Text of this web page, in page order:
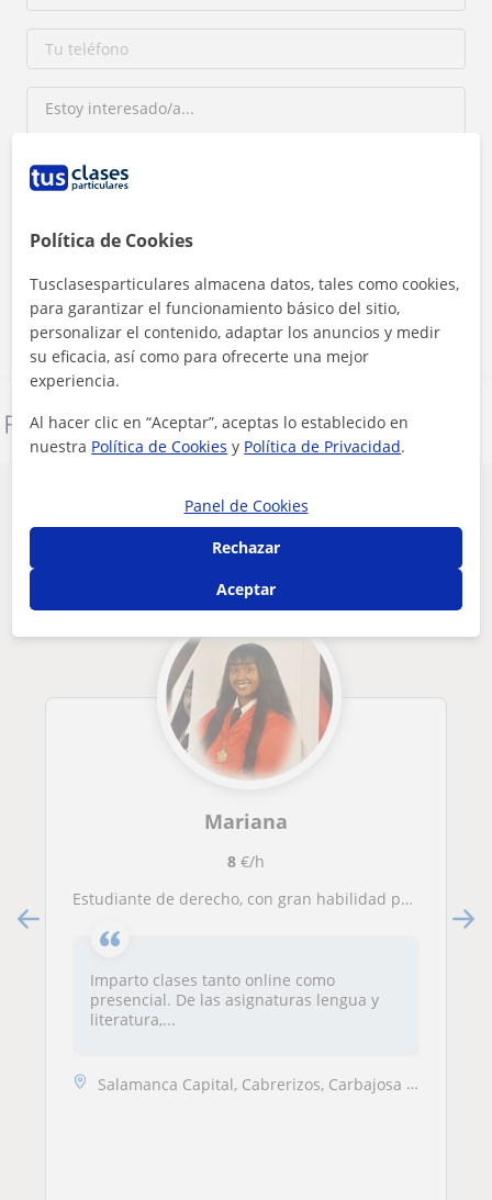
Contactar ahora
Denunciar este perfil
Otros profesores en Salamanca que
pueden interesarte
Mariana
8€/h
Estudiante de derecho, con gran habilidad para que los niños aprendan un método de estudio adecuado a sus capacidades.
Imparto clases tanto online como
presencial. De las asignaturas lengua y
literatura,...
Salamanca Capital, Cabrerizos, Carbajosa de la Sagrada, Santa Marta de...
Política de Cookies
Tusclasesparticulares almacena datos, tales como cookies,
para garantizar el funcionamiento básico del sitio,
personalizar el contenido, adaptar los anuncios y medir
su eficacia, así como para ofrecerte una mejor
experiencia.
Al hacer clic en “Aceptar”, aceptas lo establecido en
nuestra Política de Cookies y Política de Privacidad.
Panel de Cookies
Rechazar
Aceptar